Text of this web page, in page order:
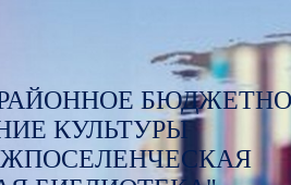
КУЛЬТУРЫ